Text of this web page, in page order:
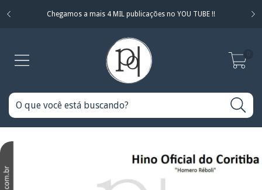
Chegamos a mais 4 MIL publicações no YOU TUBE !!